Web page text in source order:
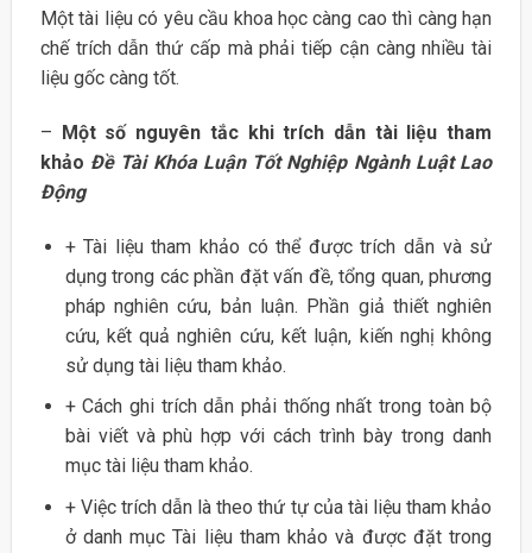
Một tài liệu có yêu cầu khoa học càng cao thì càng hạn
chế trích dẫn thứ cấp mà phải tiếp cận càng nhiều tài
liệu gốc càng tốt.
– Một số nguyên tắc khi trích dẫn tài liệu tham
khảo Đề Tài Khóa Luận Tốt Nghiệp Ngành Luật Lao
Động
+ Tài liệu tham khảo có thể được trích dẫn và sử
dụng trong các phần đặt vấn đề, tổng quan, phương
pháp nghiên cứu, bản luận. Phần giả thiết nghiên
cứu, kết quả nghiên cứu, kết luận, kiến nghị không
sử dụng tài liệu tham khảo.
+ Cách ghi trích dẫn phải thống nhất trong toàn bộ
bài viết và phù hợp với cách trình bày trong danh
mục tài liệu tham khảo.
+ Việc trích dẫn là theo thứ tự của tài liệu tham khảo
ở danh mục Tài liệu tham khảo và được đặt trong